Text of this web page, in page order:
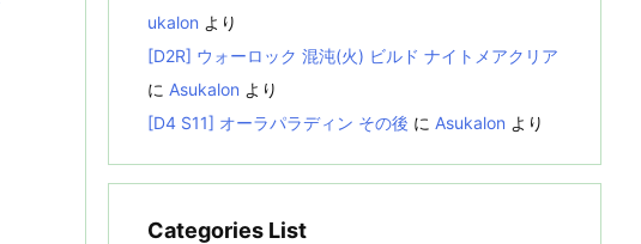
ukalon より
[D2R] ウォーロック 混沌(火) ビルド ナイトメアクリア
に Asukalon より
[D4 S11] オーラパラディン その後 に Asukalon より
Categories List